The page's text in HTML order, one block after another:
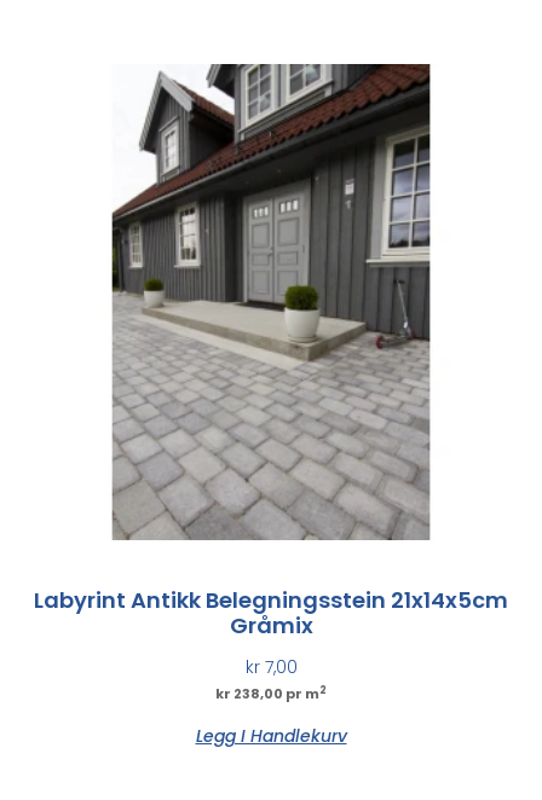
Labyrint Antikk Belegningsstein 21x14x5cm
Gråmix
kr7,00
kr 238,00 pr m2
Legg I Handlekurv